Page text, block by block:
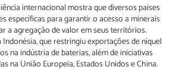
internacional mostra que diversos países
específicas para garantir o acesso a minerais
a agregação de valor em seus territórios.
que restringiu exportações de níquel
na indústria de baterias, além de iniciativas
na União Europeia, Estados Unidos e China.